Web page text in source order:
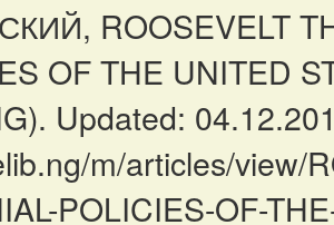
ROOSEVELT
OF THE UNITED
Updated:
m/articles/view/
POLICIES-OF-